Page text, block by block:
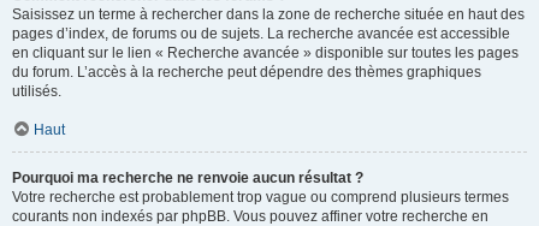
Saisissez un terme à rechercher dans la zone de recherche située en haut des
pages d’index, de forums ou de sujets. La recherche avancée est accessible
en cliquant sur le lien « Recherche avancée » disponible sur toutes les pages
du forum. L’accès à la recherche peut dépendre des thèmes graphiques
utilisés.
Haut
Pourquoi ma recherche ne renvoie aucun résultat ?
Votre recherche est probablement trop vague ou comprend plusieurs termes
courants non indexés par phpBB. Vous pouvez affiner votre recherche en